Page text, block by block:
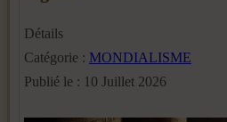
Détails
Catégorie : MONDIALISME
Publié le : 10 Juillet 2026